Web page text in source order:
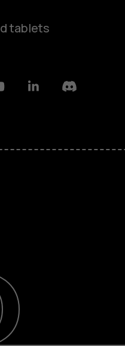
tablets
LinkedinDiscord